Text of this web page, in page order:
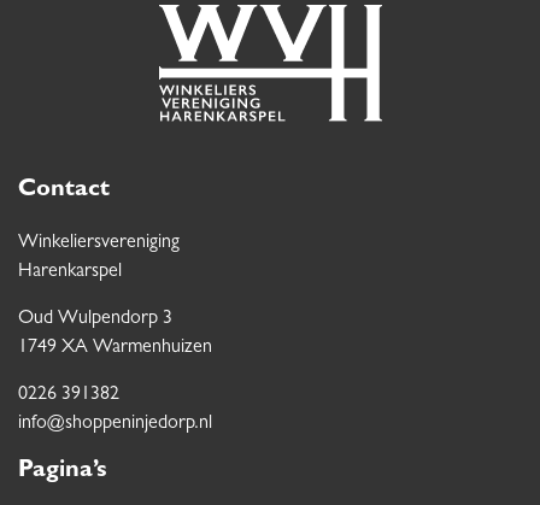
Contact
Winkeliersvereniging
Harenkarspel
Oud Wulpendorp 3
1749 XA Warmenhuizen
0226 391382
info@shoppeninjedorp.nl
Pagina’s